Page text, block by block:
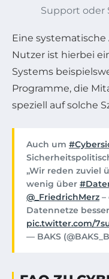
Support oder
Eine
Nutzer ist hierbei
Systems
Programme, die
speziell auf solche
Auch um
„Wir reden zuviel
wenig über
@_FriedrichMerz –
Datennetze
pic.twitter.com/
— BAKS